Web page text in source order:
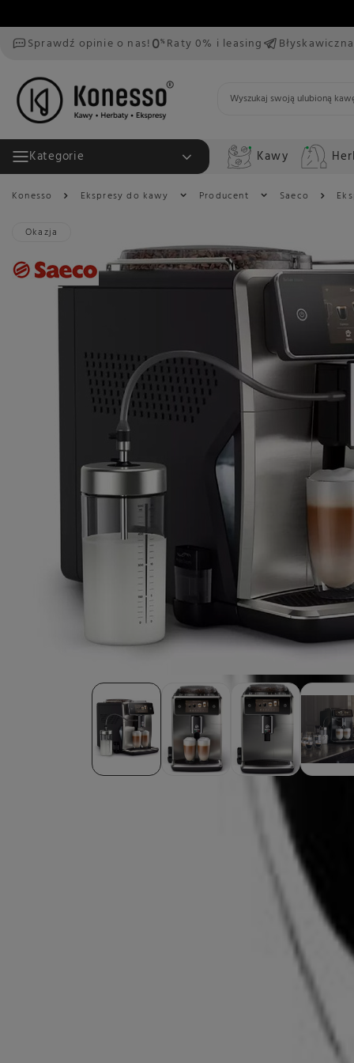
Sprawdź opinie o nas! Raty 0% i leasing
Kategorie Kawy
Konesso Ekspresy do kawy Producent Saeco
Okazja
Kawa ziarnista Hard Beans Etiopia Bitta Farm Espresso -
Oferta nie łączy się z innymi ofertami oraz kodami